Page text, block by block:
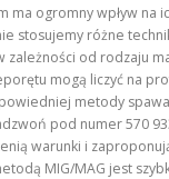
ma ogromny wpływ na
stosujemy różne
zależności od rodzaju
mogą liczyć na
metody
pod numer 570
warunki i
MIG/MAG jest